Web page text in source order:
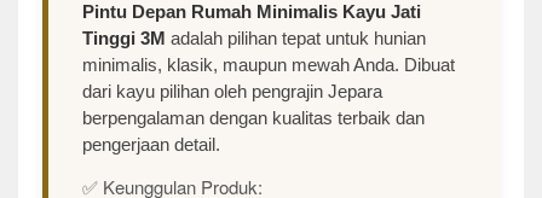
Pintu Depan Rumah Minimalis Kayu Jati
Tinggi 3M adalah pilihan tepat untuk hunian
minimalis, klasik, maupun mewah Anda. Dibuat
dari kayu pilihan oleh pengrajin Jepara
berpengalaman dengan kualitas terbaik dan
pengerjaan detail.
✅ Keunggulan Produk: